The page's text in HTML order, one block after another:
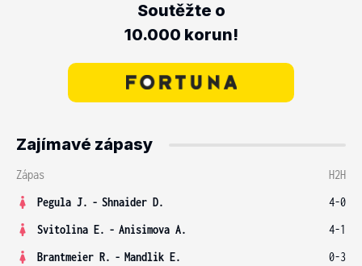
Soutěžte o
10.000 korun!
Zajímavé zápasy
Zápas
H2H
Pegula J. - Shnaider D.
4-0
Svitolina E. - Anisimova A.
4-1
Brantmeier R. - Mandlik E.
0-3